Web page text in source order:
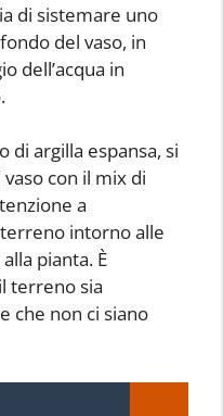
di sistemare uno
del vaso, in
dell’acqua in
di argilla espansa, si
con il mix di
a
intorno alle
pianta. È
terreno sia
che non ci siano